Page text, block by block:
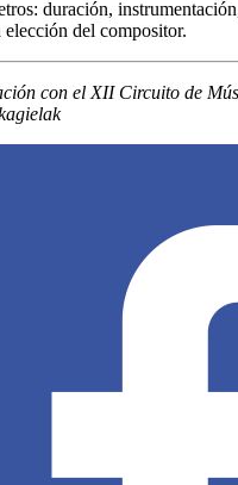
duración,
elección del compositor.
con el XII Circuito de